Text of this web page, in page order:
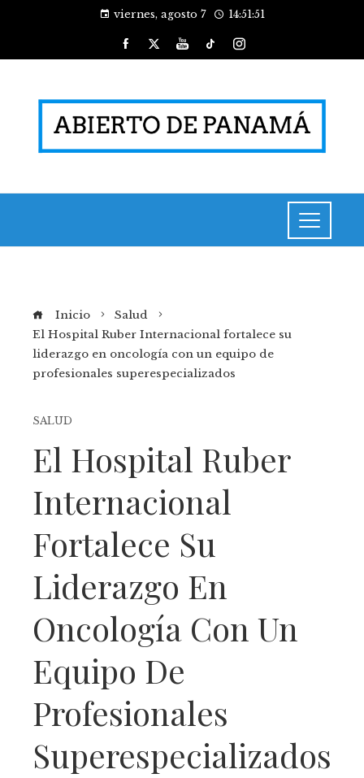
viernes, agosto 7 14:51:52
Inicio
Salud
El Hospital Ruber Internacional fortalece su
liderazgo en oncología con un equipo de
profesionales superespecializados
SALUD
El Hospital Ruber
Internacional
Fortalece Su
Liderazgo En
Oncología Con Un
Equipo De
Profesionales
Superespecializados